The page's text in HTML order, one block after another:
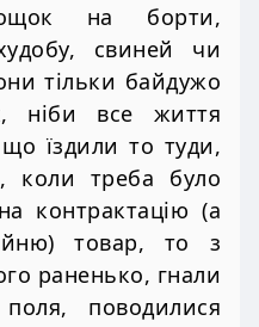
на борти,
свиней чи
тільки байдужо
ніби все життя
їздили то туди,
коли треба було
контрактацію (а
товар, то з
раненько, гнали
поводилися